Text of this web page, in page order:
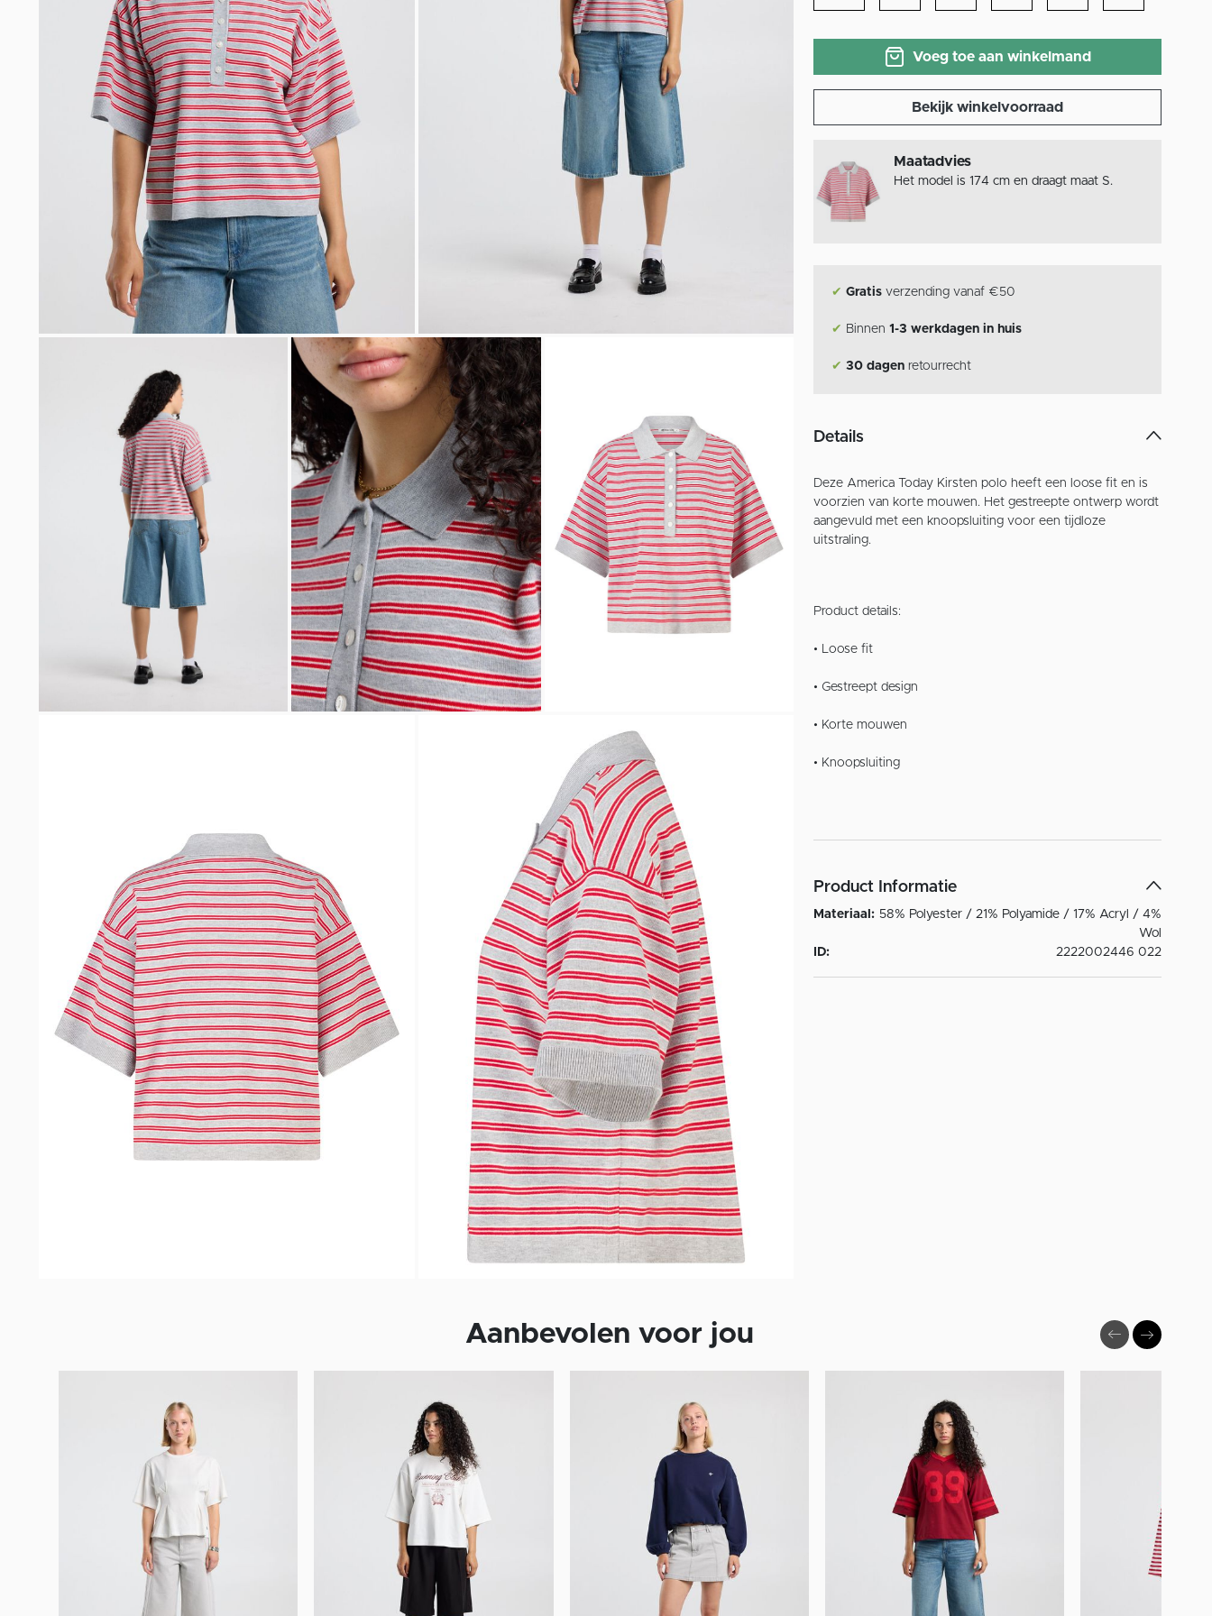
Voeg toe aan winkelmand
Bekijk winkelvoorraad
Maatadvies
Het model is 174 cm en draagt maat S.
✔ Gratis verzending vanaf €50
✔ Binnen1-3 werkdagen in huis
✔ 30 dagen retourrecht
Details
Deze America Today Kirsten polo heeft een loose fit en is
voorzien van korte mouwen. Het gestreepte ontwerp wordt
aangevuld met een knoopsluiting voor een tijdloze
uitstraling.
Product details:
• Loose fit
• Gestreept design
• Korte mouwen
• Knoopsluiting
Product Informatie
Materiaal: 58% Polyester / 21% Polyamide / 17% Acryl / 4%
Wol
ID:
2222002446 022
Aanbevolen voor jou